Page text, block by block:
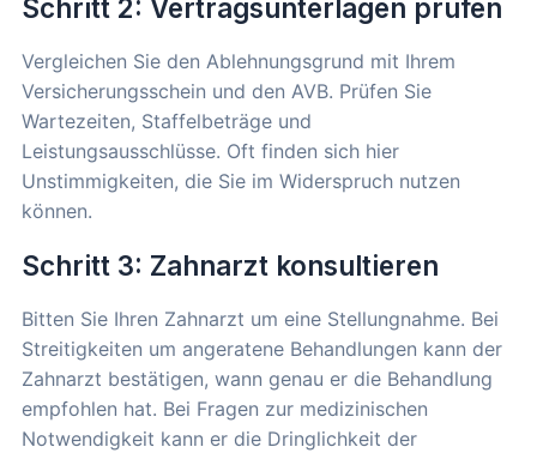
Schritt 2: Vertragsunterlagen prüfen
Vergleichen Sie den Ablehnungsgrund mit Ihrem
Versicherungsschein und den AVB. Prüfen Sie
Wartezeiten, Staffelbeträge und
Leistungsausschlüsse. Oft finden sich hier
Unstimmigkeiten, die Sie im Widerspruch nutzen
können.
Schritt 3: Zahnarzt konsultieren
Bitten Sie Ihren Zahnarzt um eine Stellungnahme. Bei
Streitigkeiten um angeratene Behandlungen kann der
Zahnarzt bestätigen, wann genau er die Behandlung
empfohlen hat. Bei Fragen zur medizinischen
Notwendigkeit kann er die Dringlichkeit der